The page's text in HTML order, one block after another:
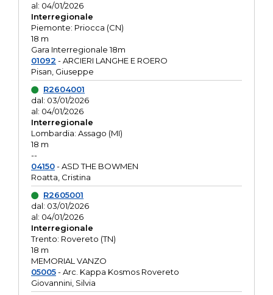
al: 04/01/2026
Interregionale
Piemonte: Priocca (CN)
18 m
Gara Interregionale 18m
01092 - ARCIERI LANGHE E ROERO
Pisan, Giuseppe
R2604001
dal: 03/01/2026
al: 04/01/2026
Interregionale
Lombardia: Assago (MI)
18 m
--
04150- ASD THE BOWMEN
Roatta, Cristina
R2605001
dal: 03/01/2026
al: 04/01/2026
Interregionale
Trento: Rovereto (TN)
18 m
MEMORIAL VANZO
05005- Arc. Kappa Kosmos Rovereto
Giovannini, Silvia